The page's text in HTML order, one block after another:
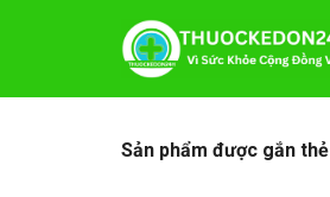
dung
Sản phẩm được gắn